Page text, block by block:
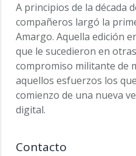
A principios de la década
compañeros largó la
Amargo. Aquella edición
que le sucedieron en
compromiso militante de
aquellos esfuerzos los
comienzo de una nueva
digital.
Contacto